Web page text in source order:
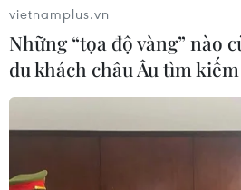
Cuba nghiên cứu các
vietnamplus.vn
Những “tọa độ vàng” nào
du khách châu Âu tìm